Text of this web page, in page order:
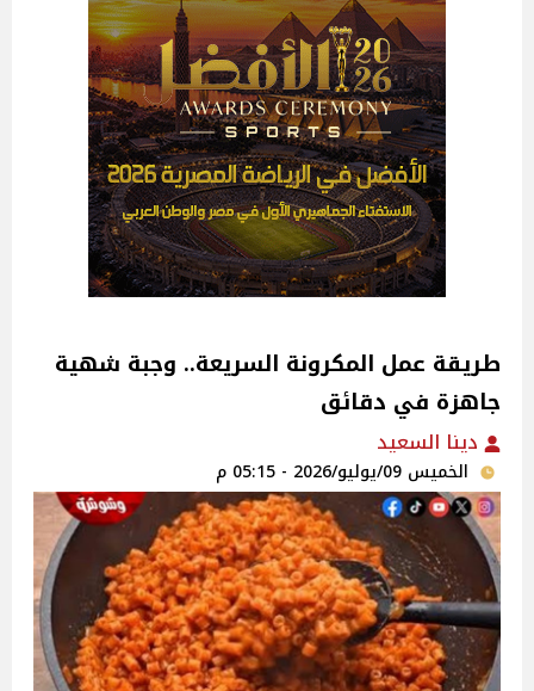
طريقة عمل المكرونة السريعة.. وجبة شهية
جاهزة في دقائق
دينا السعيد
الخميس 09/يوليو/2026 - 05:15 م